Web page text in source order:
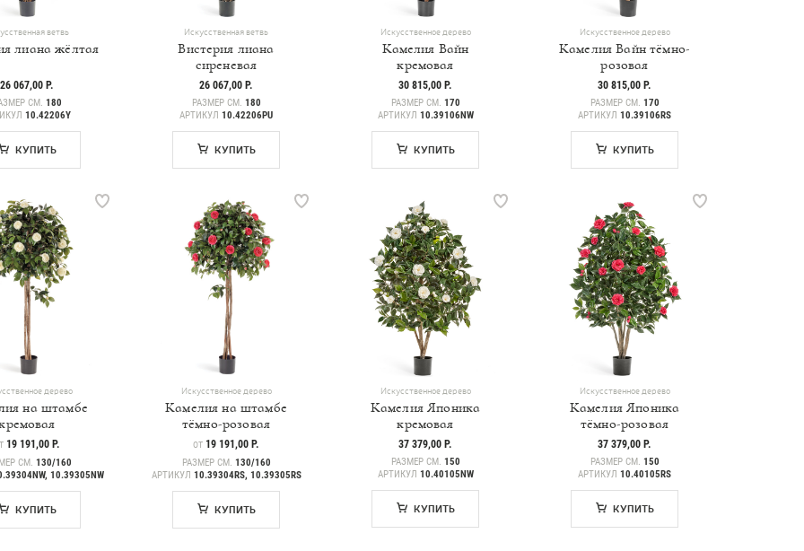
ветвь
лиана жёлтая
26 067,00 Р.
СМ. 180
10.42206Y
КУПИТЬ
Искусственная ветвь
Вистерия лиана
сиреневая
26 067,00 Р.
РАЗМЕР СМ. 180
АРТИКУЛ 10.42206PU
КУПИТЬ
Искусственное дерево
Камелия Вайн
кремовая
30 815,00 Р.
РАЗМЕР СМ. 170
АРТИКУЛ 10.39106NW
КУПИТЬ
Искусственное дерево
Камелия Вайн тёмно-
розовая
30 815,00 Р.
РАЗМЕР СМ. 170
АРТИКУЛ 10.39106RS
КУПИТЬ
дерево
на штамбе
19 191,00 Р.
СМ. 130/160
10.39305NW
КУПИТЬ
Искусственное дерево
Камелия на штамбе
тёмно-розовая
ЦЕНА
ОТ 19 191,00 Р.
РАЗМЕР СМ. 130/160
АРТИКУЛ 10.39304RS, 10.39305RS
КУПИТЬ
Искусственное дерево
Камелия Японика
кремовая
37 379,00 Р.
РАЗМЕР СМ. 150
АРТИКУЛ 10.40105NW
КУПИТЬ
Искусственное дерево
Камелия Японика
тёмно-розовая
37 379,00 Р.
РАЗМЕР СМ. 150
АРТИКУЛ 10.40105RS
КУПИТЬ